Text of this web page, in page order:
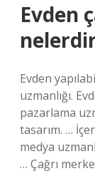
Evden
Evden
uzmanlığı.
pazarlama
tasarım. …
medya
… Çağrı